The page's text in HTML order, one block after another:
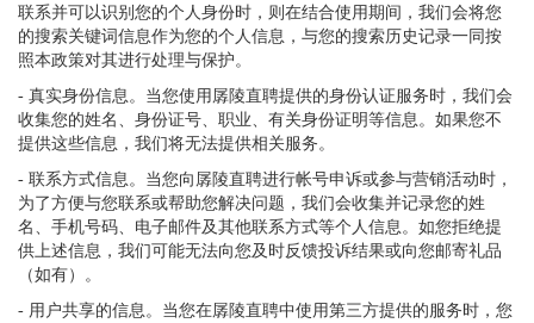
联系并可以识别您的个人身份时，则在结合使用期间，我们会将您
的搜索关键词信息作为您的个人信息，与您的搜索历史记录一同按
照本政策对其进行处理与保护。
- 真实身份信息。当您使用孱陵直聘提供的身份认证服务时，我们会
收集您的姓名、身份证号、职业、有关身份证明等信息。如果您不
提供这些信息，我们将无法提供相关服务。
- 联系方式信息。当您向孱陵直聘进行帐号申诉或参与营销活动时，
为了方便与您联系或帮助您解决问题，我们会收集并记录您的姓
名、手机号码、电子邮件及其他联系方式等个人信息。如您拒绝提
供上述信息，我们可能无法向您及时反馈投诉结果或向您邮寄礼品
（如有）。
- 用户共享的信息。当您在孱陵直聘中使用第三方提供的服务时，您